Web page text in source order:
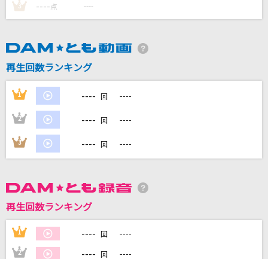
[生音]君の恋人になったら
back number
DAMの新曲・ランキングなど
カラオケ最新情報をチェック！
カラオケをもっと楽しもう！
3 ---- 点 ----
再生回数ランキング
1 ---- 回 ----
2 ---- 回 ----
3 ---- 回 ----
再生回数ランキング
1 ---- 回 ----
2 ---- 回 ----